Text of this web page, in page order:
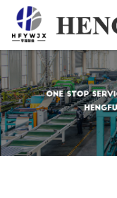
Inicio
Productos
Acerca de